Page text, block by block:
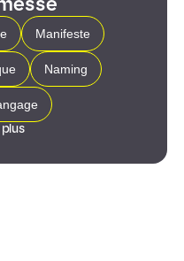
Manifeste
Naming